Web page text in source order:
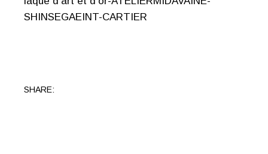
SHINSEGAEINT-CARTIER
SHARE: